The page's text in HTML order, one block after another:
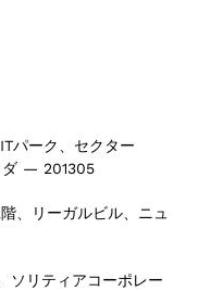
パーク、セクター
ダ — 201305
、リーガルビル、ニュ
ソリティアコーポレー